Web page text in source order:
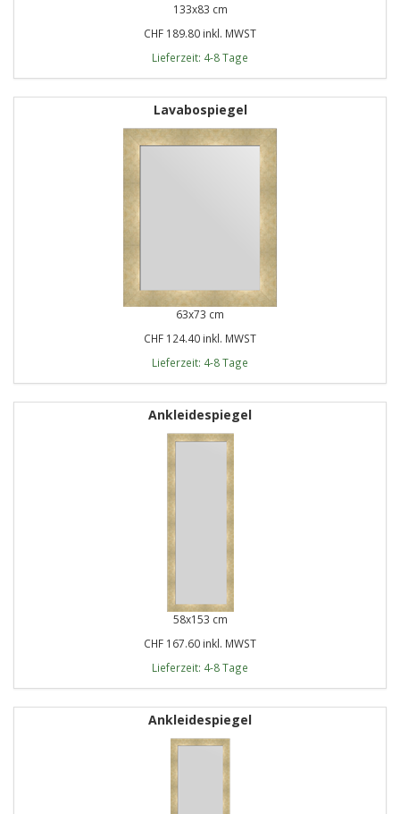
133x83 cm
CHF 189.80 inkl. MWST
Lieferzeit: 4-8 Tage
Lavabospiegel
63x73 cm
CHF 124.40 inkl. MWST
Lieferzeit: 4-8 Tage
Ankleidespiegel
58x153 cm
CHF 167.60 inkl. MWST
Lieferzeit: 4-8 Tage
Ankleidespiegel